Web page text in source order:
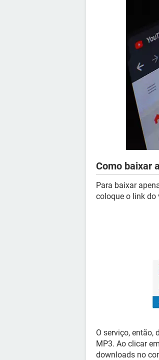
Como baixar
Para baixar
coloque o link do
O serviço, então,
MP3. Ao clicar em
downloads no